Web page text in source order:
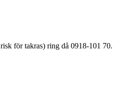
risk för takras) ring då 0918-101